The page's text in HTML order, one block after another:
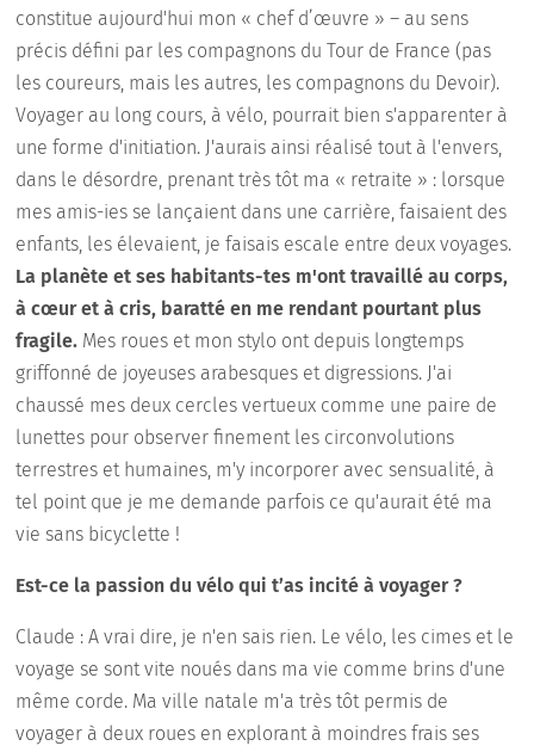
constitue aujourd'hui mon « chef d’œuvre » – au sens
précis défini par les compagnons du Tour de France (pas
les coureurs, mais les autres, les compagnons du Devoir).
Voyager au long cours, à vélo, pourrait bien s'apparenter à
une forme d'initiation. J'aurais ainsi réalisé tout à l'envers,
dans le désordre, prenant très tôt ma « retraite » : lorsque
mes amis-ies se lançaient dans une carrière, faisaient des
enfants, les élevaient, je faisais escale entre deux voyages.
La planète et ses habitants-tes m'ont travaillé au corps,
à cœur et à cris, baratté en me rendant pourtant plus
fragile. Mes roues et mon stylo ont depuis longtemps
griffonné de joyeuses arabesques et digressions. J'ai
chaussé mes deux cercles vertueux comme une paire de
lunettes pour observer finement les circonvolutions
terrestres et humaines, m'y incorporer avec sensualité, à
tel point que je me demande parfois ce qu'aurait été ma
vie sans bicyclette !
Est-ce la passion du vélo qui t’as incité à voyager ?
Claude : A vrai dire, je n'en sais rien. Le vélo, les cimes et le
voyage se sont vite noués dans ma vie comme brins d'une
même corde. Ma ville natale m'a très tôt permis de
voyager à deux roues en explorant à moindres frais ses